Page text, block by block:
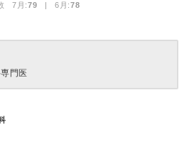
7月:79 | 6月:78
門医